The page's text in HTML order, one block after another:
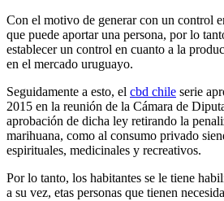
Con el motivo de generar con un control
que puede aportar una persona, por lo
establecer un control en cuanto a la
en el mercado uruguayo.
Seguidamente a esto, el cbd chile serie
2015 en la reunión de la Cámara de
aprobación de dicha ley retirando la
marihuana, como al consumo privado
espirituales, medicinales y recreativos.
Por lo tanto, los habitantes se le tiene
a su vez, etas personas que tienen